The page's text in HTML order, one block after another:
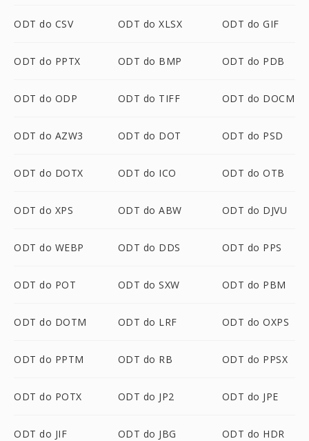
ODT do CSV ODT do XLSX ODT do GIF
ODT do PPTX ODT do BMP ODT do PDB
ODT do ODP ODT do TIFF ODT do DOCM
ODT do AZW3 ODT do DOT ODT do PSD
ODT do DOTX ODT do ICO ODT do OTB
ODT do XPS ODT do ABW ODT do DJVU
ODT do WEBP ODT do DDS ODT do PPS
ODT do POT ODT do SXW ODT do PBM
ODT do DOTM ODT do LRF ODT do OXPS
ODT do PPTM ODT do RB ODT do PPSX
ODT do POTX ODT do JP2 ODT do JPE
ODT do JIF ODT do JBG ODT do HDR